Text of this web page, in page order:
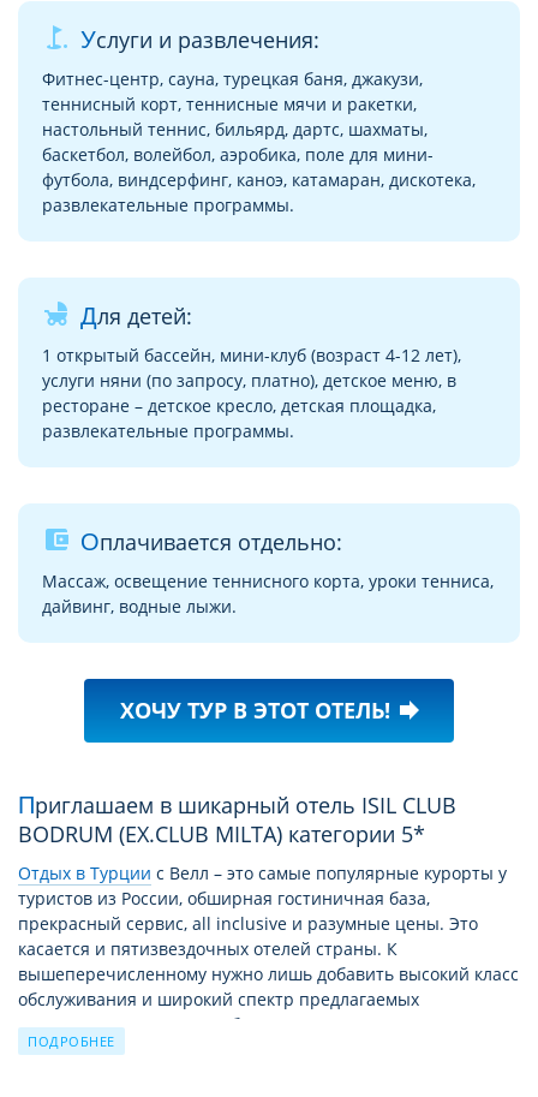
golf_course Услуги и развлечения:
Фитнес-центр, сауна, турецкая баня, джакузи,
теннисный корт, теннисные мячи и ракетки,
настольный теннис, бильярд, дартс, шахматы,
баскетбол, волейбол, аэробика, поле для мини-
футбола, виндсерфинг, каноэ, катамаран, дискотека,
развлекательные программы.
child_friendly Для детей:
1 открытый бассейн, мини-клуб (возраст 4-12 лет),
услуги няни (по запросу, платно), детское меню, в
ресторане – детское кресло, детская площадка,
развлекательные программы.
account_balance_wallet Оплачивается отдельно:
Массаж, освещение теннисного корта, уроки тенниса,
дайвинг, водные лыжи.
ХОЧУ ТУР В ЭТОТ ОТЕЛЬ! forward
Приглашаем в шикарный отель ISIL CLUB
BODRUM (EX.CLUB MILTA) категории 5*
Отдых в Турции c Велл – это самые популярные курорты у
туристов из России, обширная гостиничная база,
прекрасный сервис, all inclusive и разумные цены. Это
касается и пятизвездочных отелей страны. К
вышеперечисленному нужно лишь добавить высокий класс
обслуживания и широкий спектр предлагаемых
дополнительных услуг. А богатая история страны
позволяет насытить пребывание здесь экскурсиями,
ПОДРОБНЕЕ